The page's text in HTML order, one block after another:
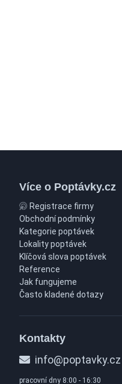
Více o Poptávky.cz
Registrace firmy
Obchodní podmínky
Kategorie poptávek
Lokality poptávek
Klíčová slova poptávek
Reference
Jak fungujeme
Často kladené dotazy
Kontakty
info@poptavky.cz
pracovní dny 8:00 - 16:30